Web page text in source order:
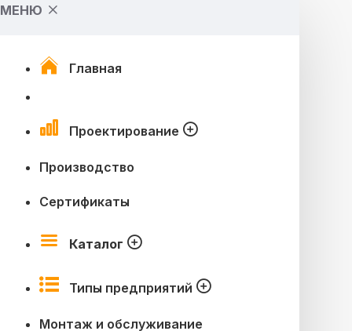
МЕНЮ
Главная
Проектирование
Производство
Сертификаты
Каталог
Типы предприятий
Монтаж и обслуживание